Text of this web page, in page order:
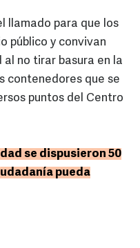
llamado para que los
público y convivan
al no tirar basura en la
contenedores que se
puntos del Centro
se dispusieron 50
pueda